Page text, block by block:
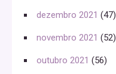
dezembro 2021 (47)
novembro 2021 (52)
outubro 2021 (56)